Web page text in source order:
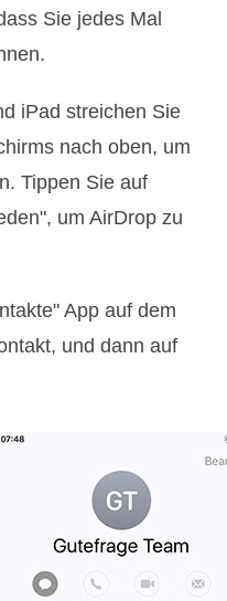
Sie jedes Mal
iPad streichen Sie
nach oben, um
Tippen Sie auf
um AirDrop zu
App auf dem
und dann auf